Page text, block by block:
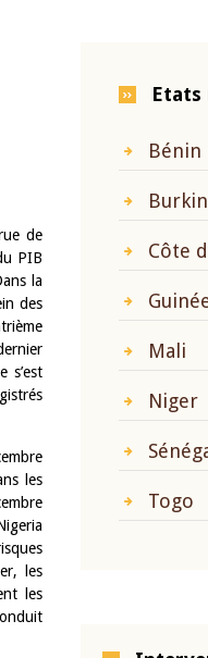
de
PIB
la
des
s’est
les
les
les
Etats
Bénin
Côte
Mali
Niger
Togo